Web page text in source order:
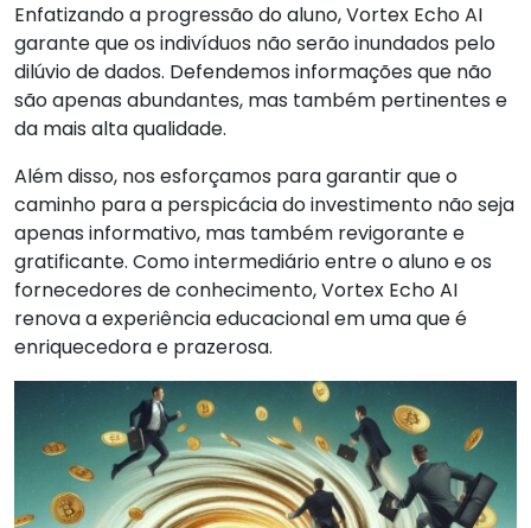
Enfatizando a progressão do aluno, Vortex Echo AI
garante que os indivíduos não serão inundados pelo
dilúvio de dados. Defendemos informações que não
são apenas abundantes, mas também pertinentes e
da mais alta qualidade.
Além disso, nos esforçamos para garantir que o
caminho para a perspicácia do investimento não seja
apenas informativo, mas também revigorante e
gratificante. Como intermediário entre o aluno e os
fornecedores de conhecimento, Vortex Echo AI
renova a experiência educacional em uma que é
enriquecedora e prazerosa.